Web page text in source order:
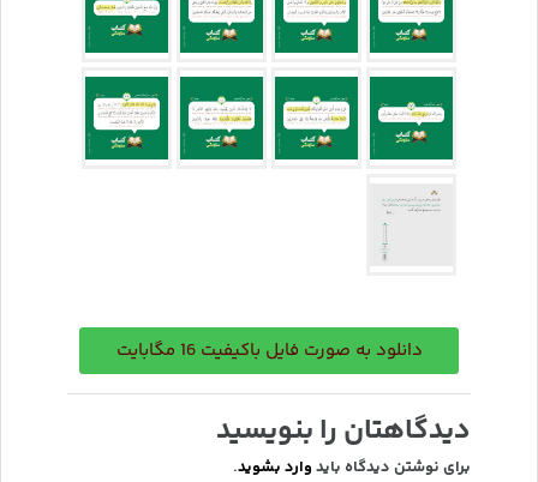
دانلود به صورت فایل باکیفیت 16 مگابایت
دیدگاهتان را بنویسید
برای نوشتن دیدگاه باید وارد بشوید.